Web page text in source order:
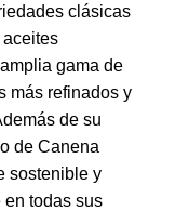
clásicas
gama de
más refinados y
de su
de Canena
sostenible y
en todas sus